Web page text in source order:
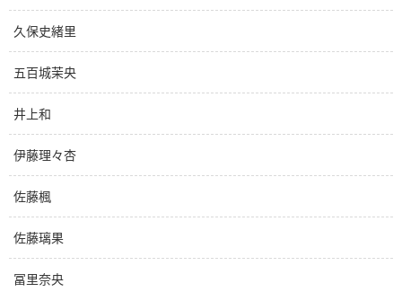
久保史緒里
五百城茉央
井上和
伊藤理々杏
佐藤楓
佐藤璃果
冨里奈央